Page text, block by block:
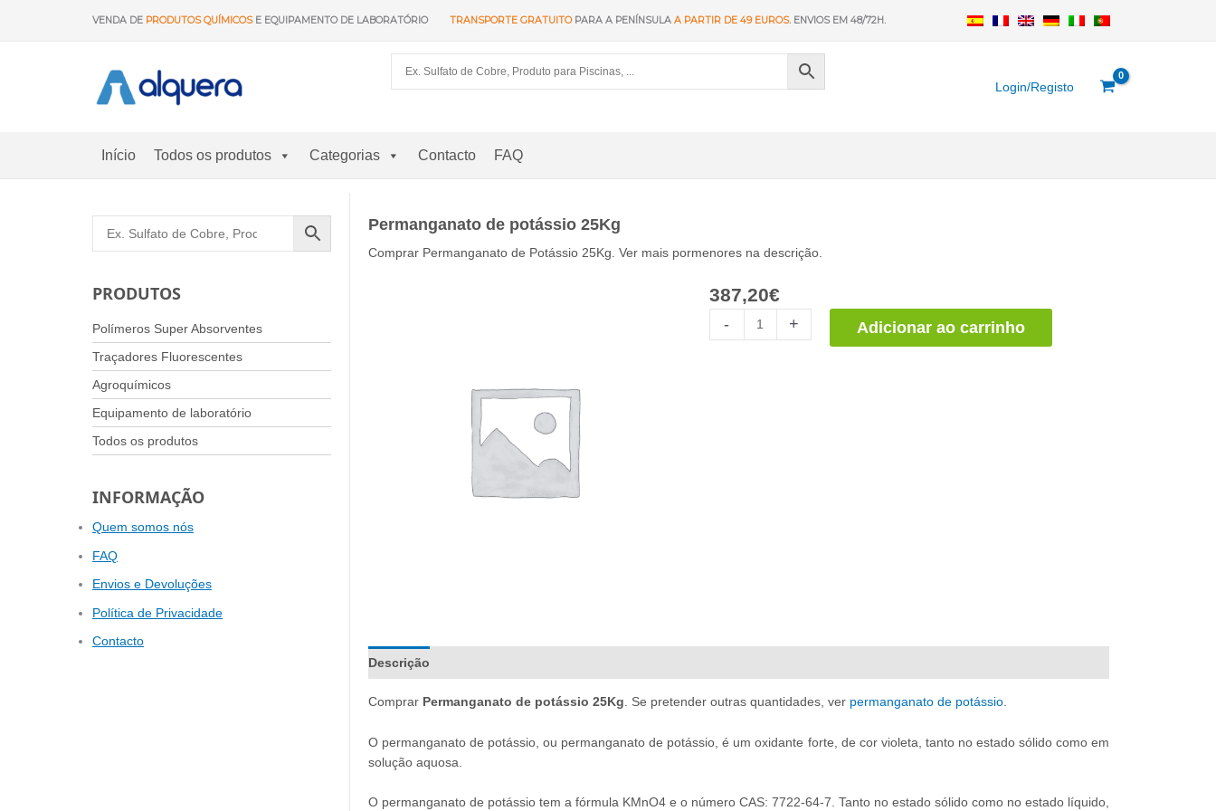
VENDA DE PRODUTOS QUÍMICOSE EQUIPAMENTO DE LABORATÓRIO TRANSPORTE GRATUITOPARA A PENÍNSULA A PARTIR DE 49 EUROS. ENVIOS EM 48/72H.
Login/Registo
Início Todos os produtos Categorias Contacto FAQ
PRODUTOS
Polímeros Super Absorventes
Traçadores Fluorescentes
Agroquímicos
Equipamento de laboratório
Todos os produtos
INFORMAÇÃO
Quem somos nós
FAQ
Envios e Devoluções
Política de Privacidade
Contacto
Permanganato de potássio 25Kg
Comprar Permanganato de Potássio 25Kg. Ver mais pormenores na descrição.
387,20€
-
Permanganato
de
+ Adicionar ao carrinho
Descrição
Comprar Permanganato de potássio 25Kg. Se pretender outras quantidades, ver permanganato de potássio.
O permanganato de potássio, ou permanganato de potássio, é um oxidante forte, de cor violeta, tanto no estado sólido como em
solução aquosa.
O permanganato de potássio tem a fórmula KMnO4 e o número CAS: 7722-64-7. Tanto no estado sólido como no estado líquido,